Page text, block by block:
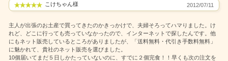
こけちゃん様 2012/07/11
主人が出張のお土産で買ってきたのかきっかけで、夫婦そろってハマりました。け
れど、どこに行っても売っていなかったので、インターネットで探したんです。他
にもネット販売しているところがありましたが、「送料無料・代引き手数料無料」
に魅かれて、貴社のネット販売を選びました。
10個届いてまだ５日しかたっていないのに、すでに２個完食！！早くも次の注文を